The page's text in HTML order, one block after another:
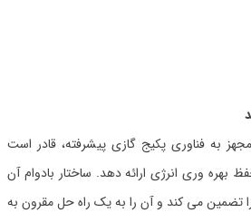
بوتان مجهز به فناوری پکیج گازی پیشرفته، قادر است
بهره وری انرژی ارائه دهد. ساختار بادوام آن
تضمین می کند و آن را به یک راه حل مقرون به